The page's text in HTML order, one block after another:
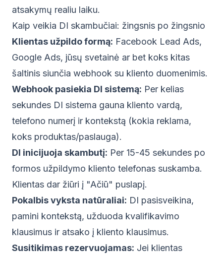
atsakymų realiu laiku.
Kaip veikia DI skambučiai: žingsnis po žingsnio
Klientas užpildo formą: Facebook Lead Ads,
Google Ads, jūsų svetainė ar bet koks kitas
šaltinis siunčia webhook su kliento duomenimis.
Webhook pasiekia DI sistemą: Per kelias
sekundes DI sistema gauna kliento vardą,
telefono numerį ir kontekstą (kokia reklama,
koks produktas/paslauga).
DI inicijuoja skambutį: Per 15-45 sekundes po
formos užpildymo kliento telefonas suskamba.
Klientas dar žiūri į "Ačiū" puslapį.
Pokalbis vyksta natūraliai: DI pasisveikina,
pamini kontekstą, užduoda kvalifikavimo
klausimus ir atsako į kliento klausimus.
Susitikimas rezervuojamas: Jei klientas